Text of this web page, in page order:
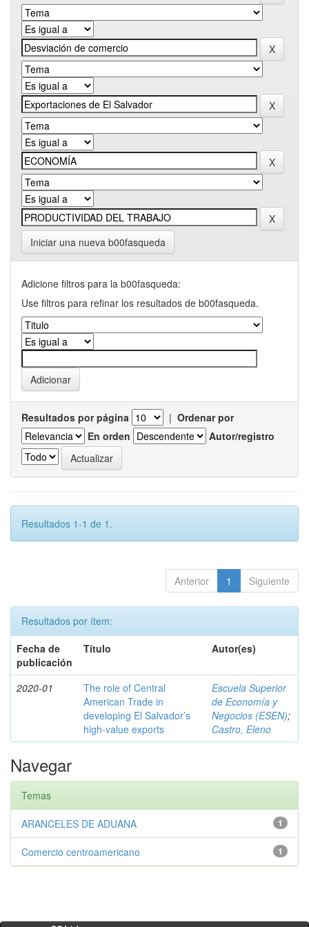
Iniciar una nueva b00fasqueda
Adicione filtros para la b00fasqueda:
Use filtros para refinar los resultados de b00fasqueda.
Resultados por página | Ordenar por
En orden
Autor/registro
Resultados 1-1 de 1.
Anterior 1 Siguiente
Resultados por ítem:
Fecha de
publicación
Título Autor(es)
2020-01
The role of Central
American Trade in
developing El Salvador’s
high-value exports
Escuela Superior
de Economía y
Negocios (ESEN);
Castro, Eleno
Navegar
Temas
1
ARANCELES DE ADUANA
1
Comercio centroamericano